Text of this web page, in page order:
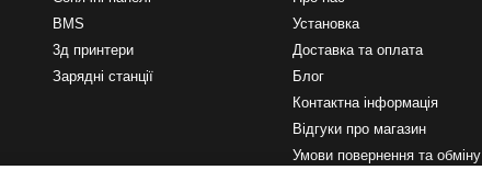
BMS
3д принтери
Зарядні станції
Установка
Доставка та оплата
Блог
Контактна інформація
Відгуки про магазин
Умови повернення та обміну